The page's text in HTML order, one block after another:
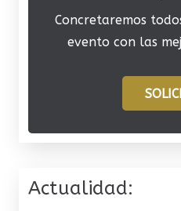
Concretaremos
evento con las
Actualidad: